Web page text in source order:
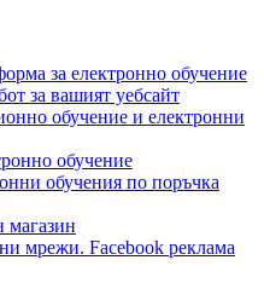
за електронно обучение
за вашият уебсайт
обучение и електронни
обучение
обучения по поръчка
магазин
мрежи. Facebook реклама